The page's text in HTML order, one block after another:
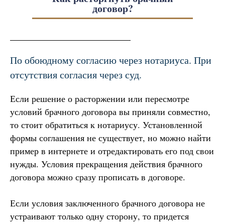
договор?
По обоюдному согласию через нотариуса. При
отсутствия согласия через суд.
Если решение о расторжении или пересмотре
условий брачного договора вы приняли совместно,
то стоит обратиться к нотариусу. Установленной
формы соглашения не существует, но можно найти
пример в интернете и отредактировать его под свои
нужды. Условия прекращения действия брачного
договора можно сразу прописать в договоре.
Если условия заключенного брачного договора не
устраивают только одну сторону, то придется